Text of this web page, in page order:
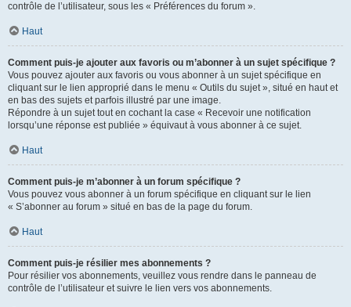
contrôle de l’utilisateur, sous les « Préférences du forum ».
Haut
Comment puis-je ajouter aux favoris ou m’abonner à un sujet spécifique ?
Vous pouvez ajouter aux favoris ou vous abonner à un sujet spécifique en
cliquant sur le lien approprié dans le menu « Outils du sujet », situé en haut et
en bas des sujets et parfois illustré par une image.
Répondre à un sujet tout en cochant la case « Recevoir une notification
lorsqu’une réponse est publiée » équivaut à vous abonner à ce sujet.
Haut
Comment puis-je m’abonner à un forum spécifique ?
Vous pouvez vous abonner à un forum spécifique en cliquant sur le lien
« S’abonner au forum » situé en bas de la page du forum.
Haut
Comment puis-je résilier mes abonnements ?
Pour résilier vos abonnements, veuillez vous rendre dans le panneau de
contrôle de l’utilisateur et suivre le lien vers vos abonnements.